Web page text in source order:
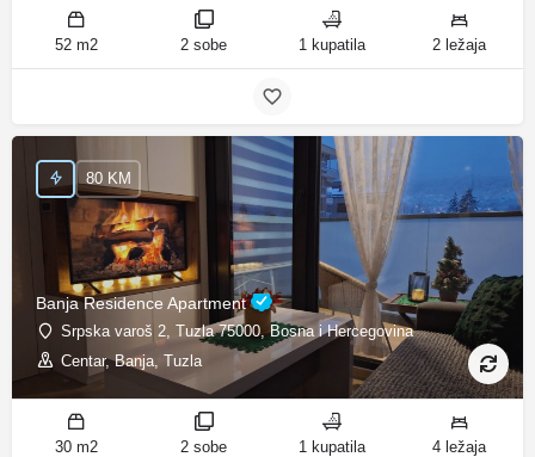
52 m2 2 sobe 1 kupatila 2 ležaja
Banja Residence Apartment
Srpska varoš 2, Tuzla 75000, Bosna i Hercegovina
Centar, Banja, Tuzla
80 KM
30 m2 2 sobe 1 kupatila 4 ležaja